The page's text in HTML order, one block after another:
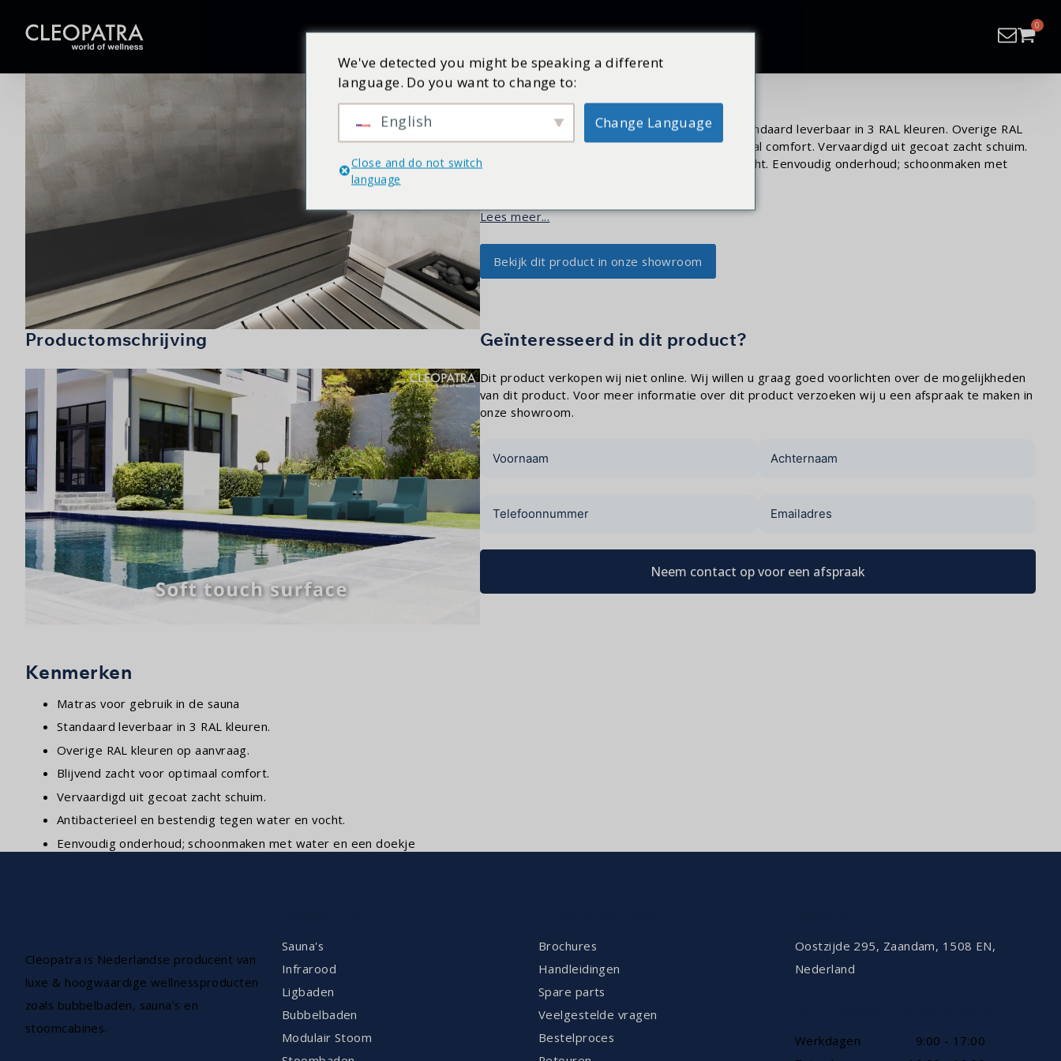
ProductenInspiratieCatalogusServiceShop
Spa Matras
Kenmerken Matras voor gebruik in de sauna Standaard leverbaar in 3 RAL kleuren. Overige RAL
kleuren op aanvraag. Blijvend zacht voor optimaal comfort. Vervaardigd uit gecoat zacht schuim.
Antibacterieel en bestendig tegen water en vocht. Eenvoudig onderhoud; schoonmaken met
Lees meer...
Bekijk dit product in onze showroom
Productomschrijving
Kenmerken
Matras voor gebruik in de sauna
Standaard leverbaar in 3 RAL kleuren.
Overige RAL kleuren op aanvraag.
Blijvend zacht voor optimaal comfort.
Vervaardigd uit gecoat zacht schuim.
Antibacterieel en bestendig tegen water en vocht.
Eenvoudig onderhoud; schoonmaken met water en een doekje
Geïnteresseerd in dit product?
Dit product verkopen wij niet online. Wij willen u graag goed voorlichten over de mogelijkheden
van dit product. Voor meer informatie over dit product verzoeken wij u een afspraak te maken in
onze showroom.
Neem contact op voor een afspraak
Cleopatra is Nederlandse producent van
luxe & hoogwaardige wellnessproducten
zoals bubbelbaden, sauna’s en
stoomcabines.
Sauna's
Infrarood
Ligbaden
Bubbelbaden
Modulair Stoom
Brochures
Handleidingen
Spare parts
Veelgestelde vragen
Bestelproces
Oostzijde 295, Zaandam, 1508 EN,
Nederland
Werkdagen
9:00 - 17:00
We've detected you might be speaking a different
language. Do you want to change to:
English Change Language
Close and do not switch
language